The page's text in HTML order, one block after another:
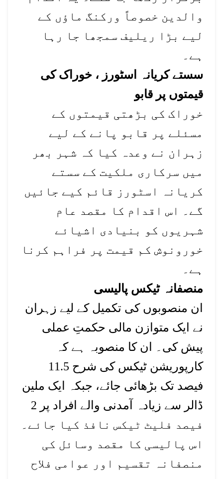
والدین خصوصاً ورکنگ ماؤں کے
لیے بڑا ریلیف سمجھا جا رہا
ہے۔
سستے کریانہ اسٹورز ، خوراک کی
قیمتوں پر قابو
خوراک کی بڑھتی قیمتوں کے
مسئلے پر قابو پانے کے لیے
زہران نے وعدہ کیا کہ شہر بھر
میں سرکاری ملکیت کے سستے
کریانہ اسٹورز قائم کیے جائیں
گے۔ اس اقدام کا مقصد عام
شہریوں کو بنیادی اشیائے
خورونوش کم قیمت پر فراہم کرنا
ہے۔
منصفانہ ٹیکس پالیسی
ان منصوبوں کی تکمیل کے لیے زہران
نے ایک متوازن مالی حکمتِ عملی
پیش کی۔ ان کا منصوبہ ہے کہ
کارپوریشن ٹیکس کی شرح 11.5
فیصد تک بڑھائی جائے، جبکہ ایک ملین
ڈالر سے زیادہ آمدنی والے افراد پر 2
فیصد فلیٹ ٹیکس نافذ کیا جائے۔
اس پالیسی کا مقصد وسائل کی
منصفانہ تقسیم اور عوامی فلاح